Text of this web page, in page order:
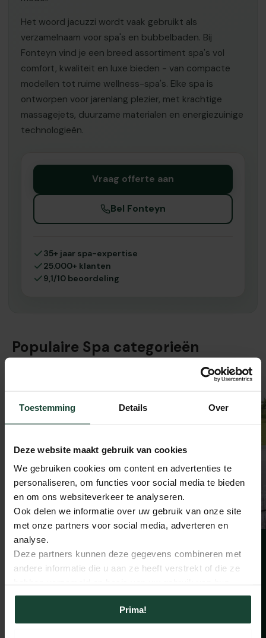
Toestemming Details Over
Deze website maakt gebruik van cookies
We gebruiken cookies om content en advertenties te
personaliseren, om functies voor social media te bieden
en om ons websiteverkeer te analyseren.
Ook delen we informatie over uw gebruik van onze site
met onze partners voor social media, adverteren en
analyse.
Deze partners kunnen deze gegevens combineren met
andere informatie die u aan ze heeft verstrekt of die ze
services.
Prima!
Het woord jacuzzi wordt vaak gebruikt als
verzamelnaam voor spa's en bubbelbaden. Bij
Fonteyn vind je een breed assortiment spa's vol
comfort, kwaliteit en luxe bieden - van compacte
modellen tot ruime wellness-spa's. Elke spa is
ontworpen voor jarenlang plezier, met krachtige
massagejets, duurzame materialen en energiezuinige
technologieën.
Vraag offerte aan
Bel Fonteyn
35+ jaar spa-expertise
25.000+ klanten
9,1/10 beoordeling
Populaire Spa categorieën
Spa voor 2 personen: compact
en comfortabel
terras of in de tuin. De spa's voor 2 personen